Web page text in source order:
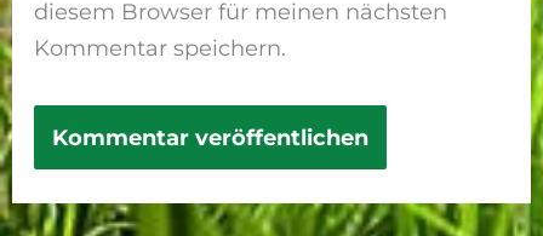
diesem Browser für meinen nächsten
Kommentar speichern.